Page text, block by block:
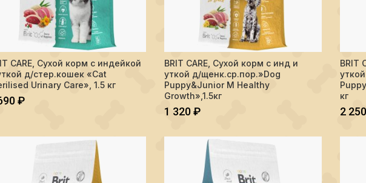
BRIT CARE, Сухой корм с индейкой и уткой д/стер.кошек "Cat Sterilised Urinary
В КОРЗИНУ
CARE, Сухой корм с индейкой
д/стер.кошек «Cat
Urinary Care», 1.5 кг
₽
Количество BRIT CARE, Сухой корм с инд и
В КОРЗИНУ
BRIT CARE, Сухой корм с инд и
уткой д/щенк.ср.пор.»Dog
Puppy&Junior M Healthy
Growth»,1.5кг
1 320₽
BRIT
кг
2 250